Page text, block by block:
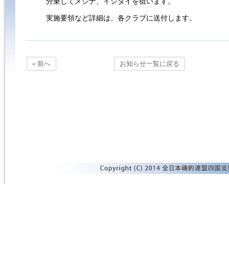
実施要領など詳細は、各クラブに送付します。
« 前へ お知らせ一覧に戻る